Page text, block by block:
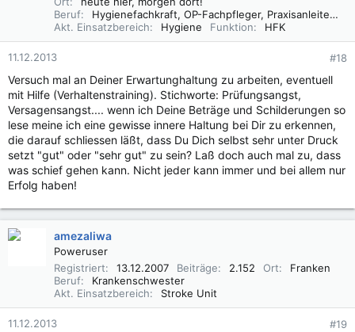
Beruf
Hygienefachkraft, OP-Fachpfleger, Praxisanleiter (DBfK),
Akt. Einsatzbereich
Hygiene Funktion HFK
11.12.2013 #18
Versuch mal an Deiner Erwartunghaltung zu arbeiten, eventuell
mit Hilfe (Verhaltenstraining). Stichworte: Prüfungsangst,
Versagensangst.... wenn ich Deine Beträge und Schilderungen so
lese meine ich eine gewisse innere Haltung bei Dir zu erkennen,
die darauf schliessen läßt, dass Du Dich selbst sehr unter Druck
setzt "gut" oder "sehr gut" zu sein? Laß doch auch mal zu, dass
was schief gehen kann. Nicht jeder kann immer und bei allem nur
Erfolg haben!
amezaliwa
Poweruser
Registriert
13.12.2007 Beiträge 2.152 Ort
Franken
Beruf
Krankenschwester
Akt. Einsatzbereich
Stroke Unit
11.12.2013 #19